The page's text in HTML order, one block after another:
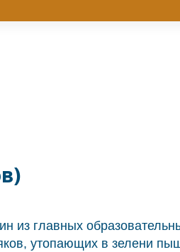
из главных
утопающих в зелени